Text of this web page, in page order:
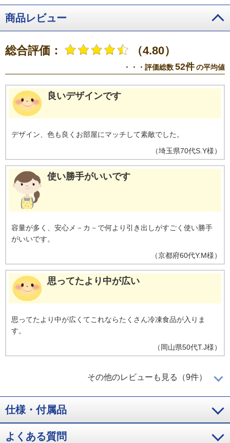
商品レビュー
総合評価： （4.80）
・・・評価総数52件の平均値
良いデザインです
デザイン、色も良くお部屋にマッチして素敵でした。
（埼玉県70代S.Y様）
使い勝手がいいです
容量が多く、安心メ－カ－で何より引き出しがすごく使い勝手
がいいです。
（京都府60代Y.M様）
思ってたより中が広い
思ってたより中が広くてこれならたくさん冷凍食品が入りま
す。
（ 岡山県50代T.J様）
ちょうど良い大きさ
その他のレビューも見る（9件）
仕様・付属品
よくある質問